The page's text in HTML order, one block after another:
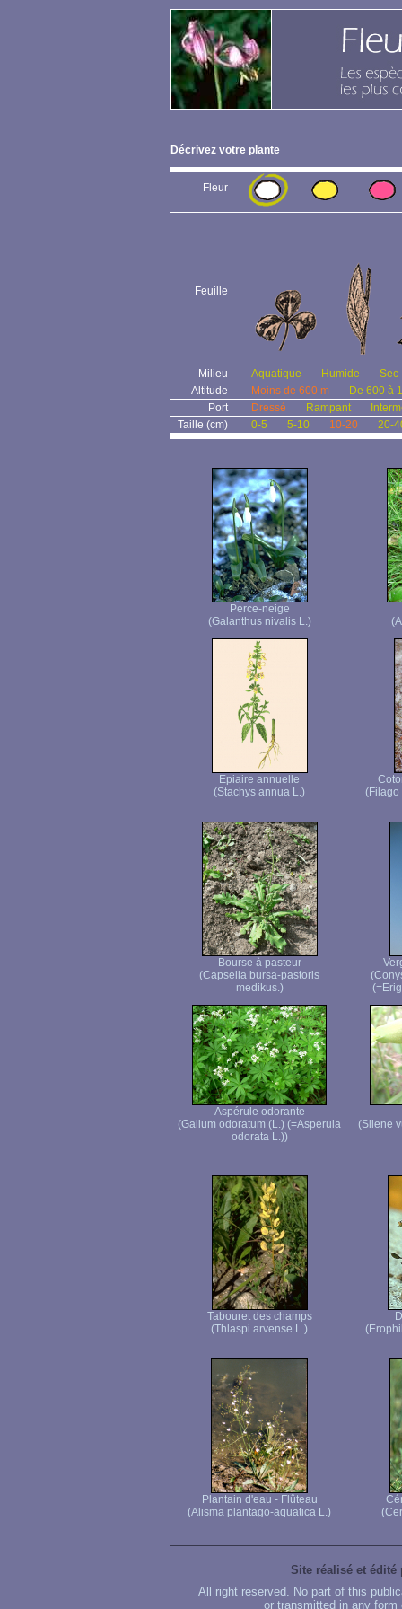
Décrivez votre plante
Fleur
Feuille
Milieu Aquatique Humide
Sec
Altitude
Moins de 600 m
De 600 à
Port
Dressé Rampant
Taille (cm)
0-5 5-10 10-20 20-
Perce-neige
(Galanthus nivalis L.)
Epiaire annuelle
(Stachys annua L.)
Bourse à pasteur
(Capsella bursa-pastoris
medikus.)
Aspérule odorante
(Galium odoratum (L.) (=Asperula
odorata L.))
(Silene
Tabouret des champs
(Thlaspi arvense L.)
Plantain d'eau - Flûteau
(Alisma plantago-aquatica L.)
Site réalisé et édité
All right reserved. No part of this
or transmitted in any